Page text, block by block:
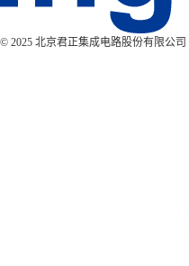
© 2025 北京君正集成电路股份有限公司